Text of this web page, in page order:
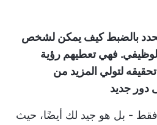
بالضبط كيف يمكن لشخص
فهي تعطيهم رؤية
لتولي المزيد من
دور جديد
- بل هو جيد لك أيضًا، حيث